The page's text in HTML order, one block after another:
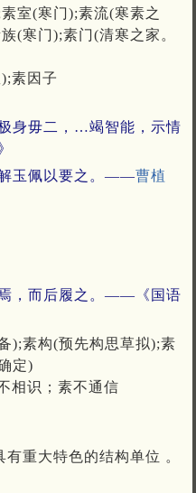
室(寒门);素流(寒素之
(寒门);素门(清寒之家。
素因子
极身毋二，…竭智能，示情
玉佩以要之。——曹植
，而后履之。——《国语
);素构(预先构思草拟);素
定)
相识；素不通信
重大特色的结构单位 。